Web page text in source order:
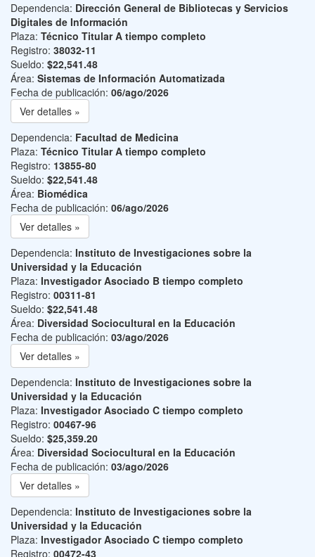
Dependencia: Dirección General de Bibliotecas y Servicios
Digitales de Información
Plaza: Técnico Titular A tiempo completo
Registro: 38032-11
Sueldo: $22,541.48
Área: Sistemas de Información Automatizada
Fecha de publicación: 06/ago/2026
Ver detalles »
Dependencia: Facultad de Medicina
Plaza: Técnico Titular A tiempo completo
Registro: 13855-80
Sueldo: $22,541.48
Área: Biomédica
Fecha de publicación: 06/ago/2026
Ver detalles »
Dependencia: Instituto de Investigaciones sobre la
Universidad y la Educación
Plaza: Investigador Asociado B tiempo completo
Registro: 00311-81
Sueldo: $22,541.48
Área: Diversidad Sociocultural en la Educación
Fecha de publicación: 03/ago/2026
Ver detalles »
Dependencia: Instituto de Investigaciones sobre la
Universidad y la Educación
Plaza: Investigador Asociado C tiempo completo
Registro: 00467-96
Sueldo: $25,359.20
Área: Diversidad Sociocultural en la Educación
Fecha de publicación: 03/ago/2026
Ver detalles »
Dependencia: Instituto de Investigaciones sobre la
Universidad y la Educación
Plaza: Investigador Asociado C tiempo completo
Registro: 00472-43